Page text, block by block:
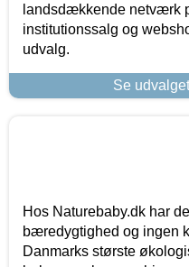
landsdækkende netværk
institutionssalg og
udvalg.
Se
Hos Naturebaby.dk har
bæredygtighed og ingen
Danmarks største